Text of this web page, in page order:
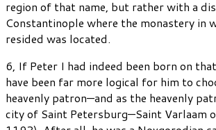
region of that name, but rather with a
Constantinople where the monastery in
resided was located.
6, If Peter I had indeed been born on
have been far more logical for him to
heavenly patron—and as the heavenly
city of Saint Petersburg—Saint Varlaam